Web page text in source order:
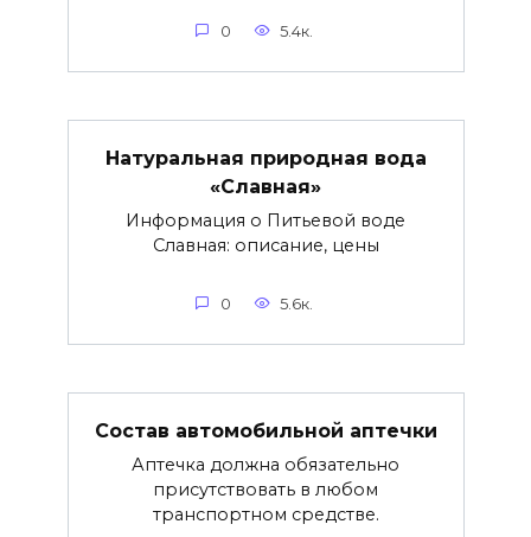
0 5.4к.
Натуральная природная вода
«Славная»
Информация о Питьевой воде
Славная: описание, цены
0 5.6к.
Состав автомобильной аптечки
Аптечка должна обязательно
присутствовать в любом
транспортном средстве.